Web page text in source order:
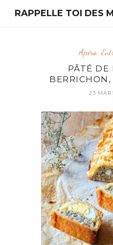
RAPPELLE TOI DES
Apéro,
PÂTÉ DE
23